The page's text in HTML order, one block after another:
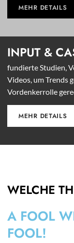
MEHR DETAILS
INPUT &
fundierte Studien,
Videos, um Trends
Vordenkerrolle
MEHR DETAILS
WELCHE
A FOOL
FOOL!